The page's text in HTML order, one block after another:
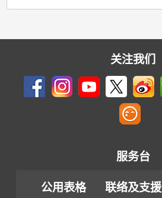
关注我们
服务台
公用表格 联络及支援